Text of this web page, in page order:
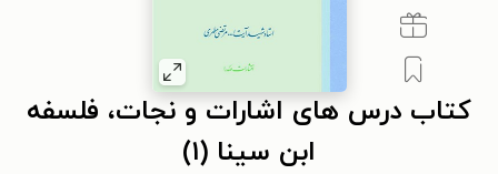
کتاب درس های اشارات و نجات، فلسفه
ابن سینا (۱)